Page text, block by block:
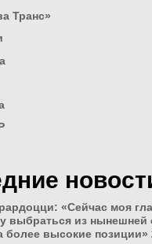
Транс»
«Сейчас моя
выбраться из нынешней
более высокие позиции»